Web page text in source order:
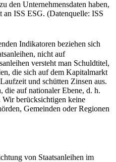
den Unternehmensdaten haben,
an ISS ESG. (Datenquelle: ISS
Indikatoren beziehen sich
nicht auf
versteht man Schuldtitel,
die sich auf dem Kapitalmarkt
und schütten Zinsen aus.
auf nationaler Ebene, d. h.
Wir berücksichtigen keine
Gemeinden oder Regionen
von Staatsanleihen im